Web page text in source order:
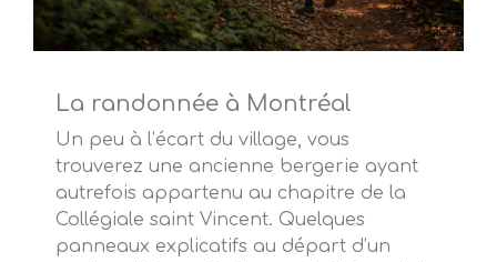
La randonnée à Montréal
Un peu à l’écart du village, vous
trouverez une ancienne bergerie ayant
autrefois appartenu au chapitre de la
Collégiale saint Vincent. Quelques
panneaux explicatifs au départ d’un